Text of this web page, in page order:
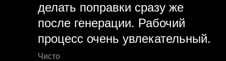
делать поправки сразу же
после генерации. Рабочий
процесс очень увлекательный.
Чисто